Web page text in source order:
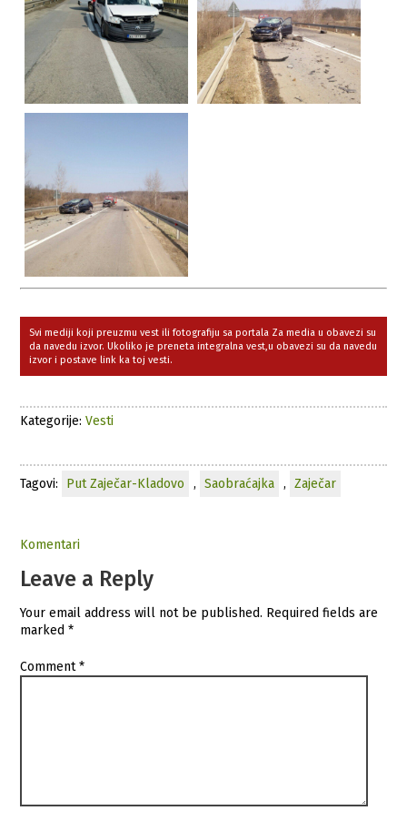
Svi mediji koji preuzmu vest ili fotografiju sa portala Za media u obavezi su
da navedu izvor. Ukoliko je preneta integralna vest,u obavezi su da navedu
izvor i postave link ka toj vesti.
Kategorije:Vesti
Tagovi: Put Zaječar-Kladovo , Saobraćajka , Zaječar
Komentari
Leave a Reply
Your email address will not be published. Required fields are
marked*
Comment*